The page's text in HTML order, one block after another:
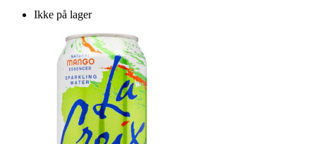
Ikke på lager